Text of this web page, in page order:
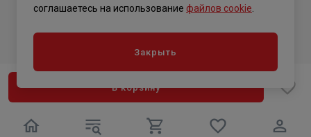
В корзину
соглашаетесь на использование файлов cookie
Закрыть